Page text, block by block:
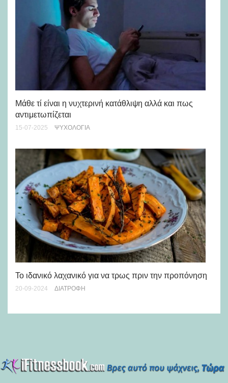
Μάθε τί είναι η νυχτερινή κατάθλιψη αλλά και πως
αντιμετωπίζεται
15-07-2025 ΨΥΧΟΛΟΓΊΑ
Το ιδανικό λαχανικό για να τρως πριν την προπόνηση
20-09-2024 ΔΙΑΤΡΟΦΉ